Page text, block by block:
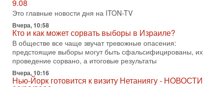
3-08-2026, 08:32
Трамп и Иран: последний шанс - НОВОСТИ
03/08/2026
Президент США Дональд Трамп объявил о возобновлении
переговоров с Ираном, но Тегеран пока не подтвердил
готовность к диалогу. По словам американского
2-08-2026, 08:42
Трамп отменил удар по Ирану - НОВОСТИ
02/08/2026
9.08
Это главные новости дня на ITON-TV
Вчера, 10:58
Кто и как может сорвать выборы в Израиле?
В обществе все чаще звучат тревожные опасения:
предстоящие выборы могут быть сфальсифицированы, их
проведение сорвано, а итоговые результаты
Вчера, 10:16
Нью-Йорк готовится к визиту Нетаниягу - НОВОСТИ